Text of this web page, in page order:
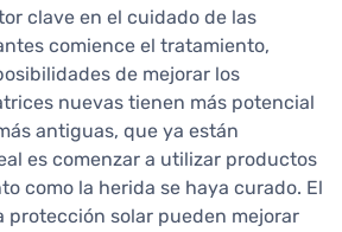
clave en el cuidado de las
comience el tratamiento,
de mejorar los
nuevas tienen más potencial
antiguas, que ya están
es comenzar a utilizar productos
como la herida se haya curado. El
protección solar pueden mejorar